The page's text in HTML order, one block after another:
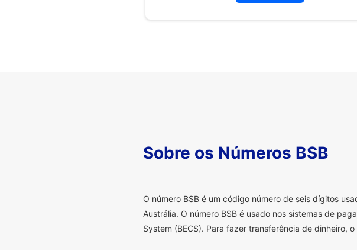
Sobre os Números BSB
O número BSB é um código número de seis dígitos
Austrália. O número BSB é usado nos sistemas de
System (BECS). Para fazer transferência de dinheiro,